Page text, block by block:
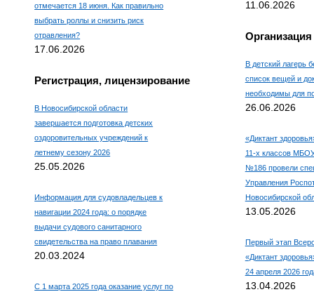
отмечается 18 июня. Как правильно
выбрать роллы и снизить риск
отравления?
17.06.2026
Регистрация, лицензирование
В Новосибирской области
завершается подготовка детских
оздоровительных учреждений к
летнему сезону 2026
25.05.2026
Информация для судовладельцев к
навигации 2024 года: о порядке
выдачи судового санитарного
свидетельства на право плавания
20.03.2024
С 1 марта 2025 года оказание услуг по
11.06.2026
В детский лагерь
список вещей и
необходимы для
26.06.2026
«Диктант
11-х классов
№186 провели
Управления
Новосибирской
13.05.2026
Первый этап
«Диктант
24 апреля 2026
13.04.2026